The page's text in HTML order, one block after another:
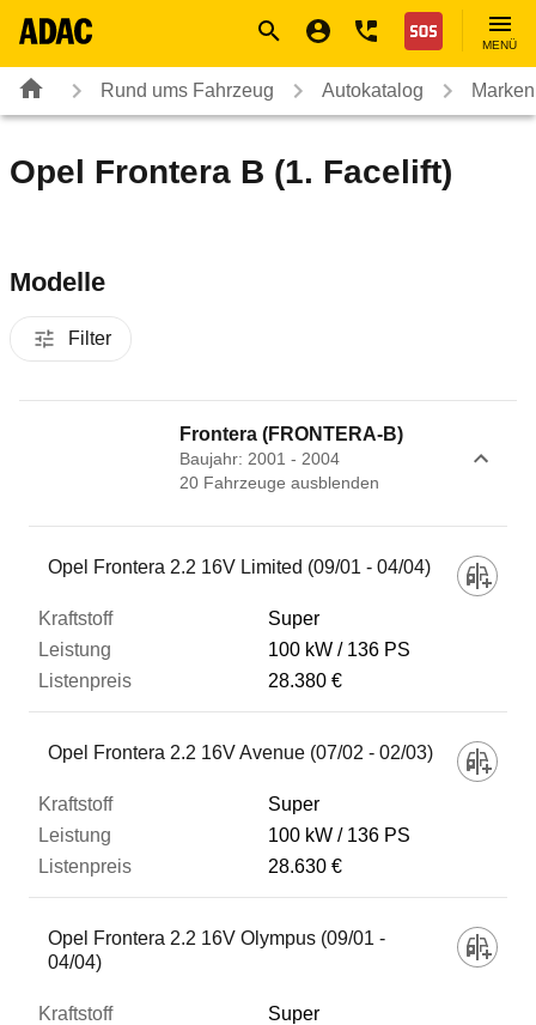
Nothilfe
MENÜ
Rund ums Fahrzeug Autokatalog
Opel Frontera B (1. Facelift)
Modelle
Filter
Frontera (FRONTERA-B)
Baujahr: 2001 - 2004
20 Fahrzeuge ausblenden
Fahrzeug
Kraftstoff
Leistung
Listenpreis
Zum Vergleich hinzufügen
Opel Frontera 2.2 16V Limited (09/01 - 04/04)
Super
100 kW
136 PS
28.380 €
Opel Frontera 2.2 16V Avenue (07/02 - 02/03)
Super
100 kW
136 PS
28.630 €
Opel Frontera 2.2 16V Olympus (09/01 -
04/04)
Super